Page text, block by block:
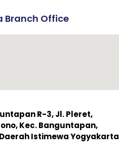
Branch Office
R-3, Jl. Pleret,
Kec. Banguntapan,
Istimewa Yogyakarta